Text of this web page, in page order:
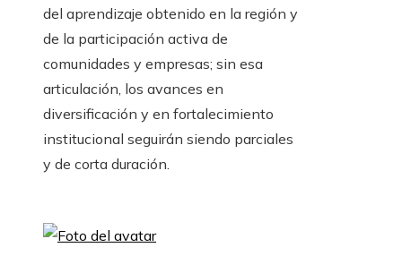
del aprendizaje obtenido en la región y
de la participación activa de
comunidades y empresas; sin esa
articulación, los avances en
diversificación y en fortalecimiento
institucional seguirán siendo parciales
y de corta duración.